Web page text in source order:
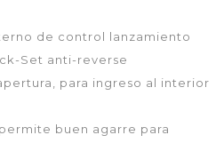
de control lanzamiento
Set anti-reverse
para ingreso al interior
buen agarre para